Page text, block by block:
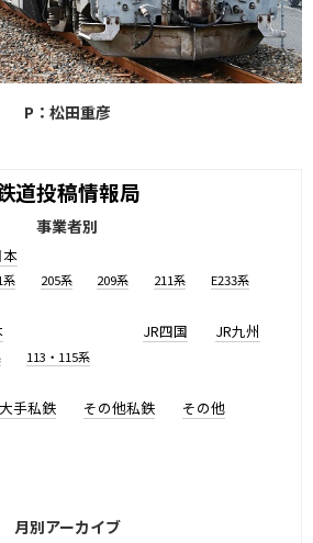
P：松田重彦
道投稿情報局
事業者別
本
系 205系 209系 211系 E233系
113・115系
JR四国 JR九州
大手私鉄 その他私鉄 その他
月別アーカイブ